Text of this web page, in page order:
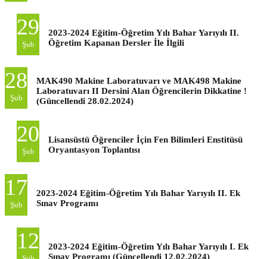
29
Şub
2023-2024 Eğitim-Öğretim Yılı Bahar Yarıyılı II.
Öğretim Kapanan Dersler İle İlgili
28
Şub
MAK490 Makine Laboratuvarı ve MAK498 Makine
Laboratuvarı II Dersini Alan Öğrencilerin Dikkatine !
(Güncellendi 28.02.2024)
20
Şub
Lisansüstü Öğrenciler İçin Fen Bilimleri Enstitüsü
Oryantasyon Toplantısı
17
Şub
2023-2024 Eğitim-Öğretim Yılı Bahar Yarıyılı II. Ek
Sınav Programı
12
2023-2024 Eğitim-Öğretim Yılı Bahar Yarıyılı I. Ek
Sınav Programı (Güncellendi 12.02.2024)